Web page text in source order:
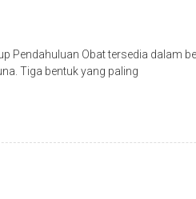
Pendahuluan Obat tersedia dalam
Tiga bentuk yang paling